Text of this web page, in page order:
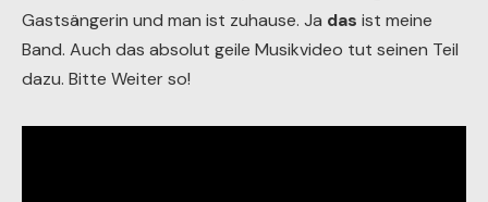
Gastsängerin und man ist zuhause. Ja das ist meine
Band. Auch das absolut geile Musikvideo tut seinen Teil
dazu. Bitte Weiter so!